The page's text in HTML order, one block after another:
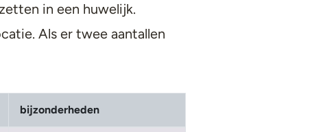
in een huwelijk.
Als er twee aantallen
bijzonderheden